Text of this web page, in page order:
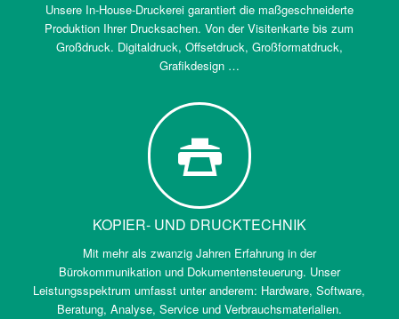
Unsere In-House-Druckerei garantiert die maßgeschneiderte
Produktion Ihrer Drucksachen. Von der Visitenkarte bis zum
Großdruck. Digitaldruck, Offsetdruck, Großformatdruck,
Grafikdesign …
KOPIER- UND DRUCKTECHNIK
Mit mehr als zwanzig Jahren Erfahrung in der
Bürokommunikation und Dokumentensteuerung. Unser
Leistungsspektrum umfasst unter anderem: Hardware, Software,
Beratung, Analyse, Service und Verbrauchsmaterialien.